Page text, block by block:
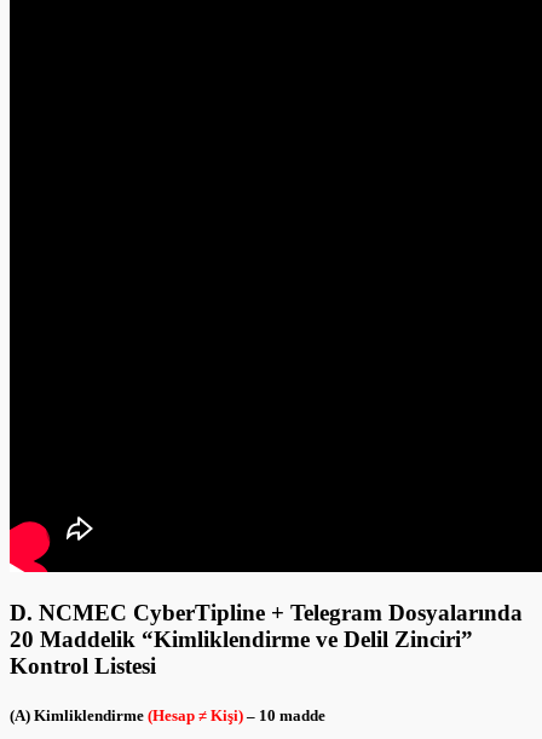
D. NCMEC CyberTipline + Telegram Dosyalarında
20 Maddelik “Kimliklendirme ve Delil Zinciri”
Kontrol Listesi
(A) Kimliklendirme (Hesap ≠ Kişi) – 10 madde